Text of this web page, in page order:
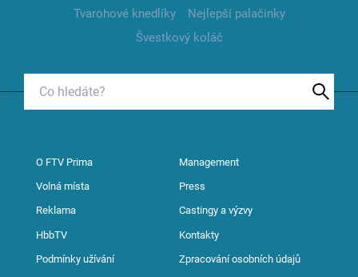
Tvarohové knedlíky
Nejlepší palačinky
Švestkový koláč
O FTV Prima Management
Volná místa Press
Reklama Castingy a výzvy
HbbTV Kontakty
Podmínky užívání Zpracování osobních údajů